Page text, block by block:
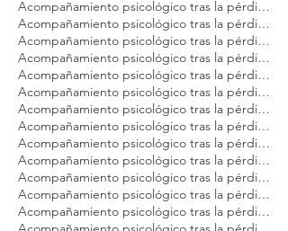
Acompañamiento psicológico tras la pérdida de tu mascota Modest Dog Guadalajara
Acompañamiento psicológico tras la pérdida de tu mascota Modest Dog Los Cabos
Acompañamiento psicológico tras la pérdida de tu mascota Modest Dog México
Acompañamiento psicológico tras la pérdida de tu mascota Modest Dog Panamá
Acompañamiento psicológico tras la pérdida de tu mascota Modest Dog Playa del Carmen
Acompañamiento psicológico tras la pérdida de tu mascota Modest Dog Puebla
Acompañamiento psicológico tras la pérdida de tu mascota Modest Dog Puerto Vallarta
Acompañamiento psicológico tras la pérdida de tu mascota Modest Dog Querétaro
Acompañamiento psicológico tras la pérdida de tu mascota Modest Dog Sao Paulo
Acompañamiento psicológico tras la pérdida de tu mascota Modest Dog Tulum
Acompañamiento psicológico tras la pérdida de tu mascota Modest Dog Veracruz
Acompañamiento psicológico tras la pérdida de tu mascota Modest Dog Zapopan
Acompañamiento psicológico tras la pérdida de tu perro Modest Dog Argentina